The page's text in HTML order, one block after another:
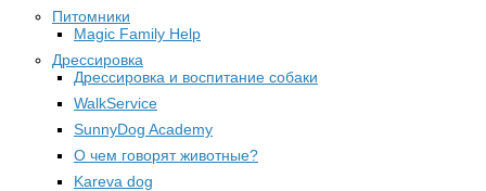
Питомники
Magic Family Help
Дрессировка
Дрессировка и воспитание собаки
WalkService
SunnyDog Academy
О чем говорят животные?
Kareva dog